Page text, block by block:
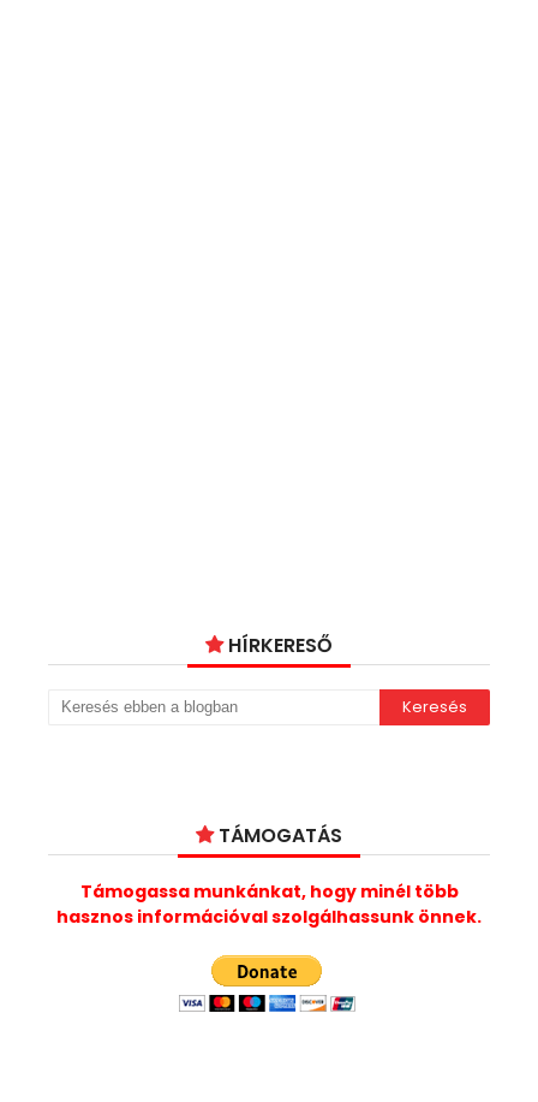
HÍRKERESŐ
TÁMOGATÁS
Támogassa munkánkat, hogy minél több
hasznos információval szolgálhassunk önnek.